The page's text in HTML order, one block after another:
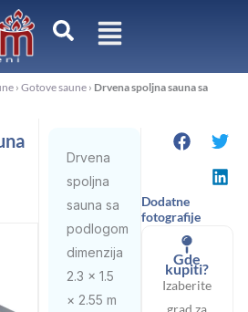
› Gotove saune › Drvena spoljna sauna sa
Drvena
spoljna
sauna sa
podlogom
dimenzija
2.3 × 1.5
× 2.55 m
Dodatne
fotografije
Gde
kupiti?
Izaberite
grad za